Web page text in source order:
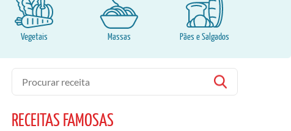
Vegetais Massas Pães e Salgados
Pesquisa
RECEITAS FAMOSAS